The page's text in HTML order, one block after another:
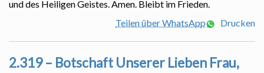
und des Heiligen Geistes. Amen. Bleibt im Frieden.
Teilen über WhatsApp
Drucken
2.319 – Botschaft Unserer Lieben Frau,